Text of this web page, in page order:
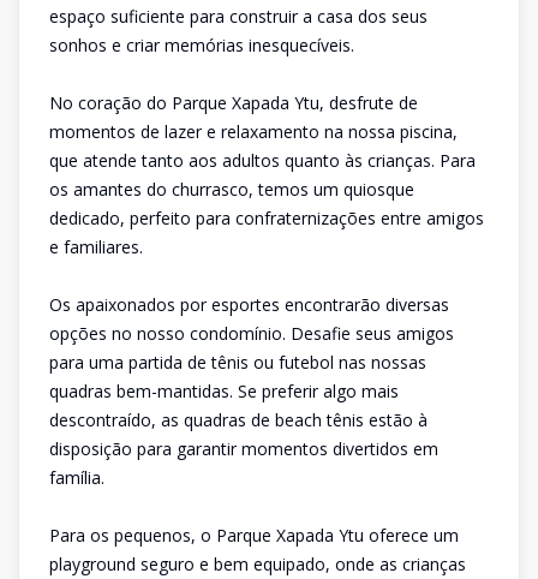
espaço suficiente para construir a casa dos seus
sonhos e criar memórias inesquecíveis.
No coração do Parque Xapada Ytu, desfrute de
momentos de lazer e relaxamento na nossa piscina,
que atende tanto aos adultos quanto às crianças. Para
os amantes do churrasco, temos um quiosque
dedicado, perfeito para confraternizações entre amigos
e familiares.
Os apaixonados por esportes encontrarão diversas
opções no nosso condomínio. Desafie seus amigos
para uma partida de tênis ou futebol nas nossas
quadras bem-mantidas. Se preferir algo mais
descontraído, as quadras de beach tênis estão à
disposição para garantir momentos divertidos em
família.
Para os pequenos, o Parque Xapada Ytu oferece um
playground seguro e bem equipado, onde as crianças